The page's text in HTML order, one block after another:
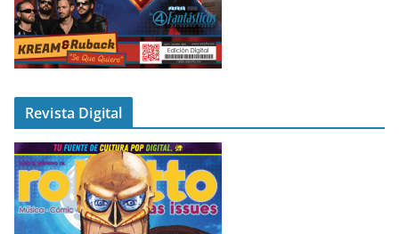
Revista Digital